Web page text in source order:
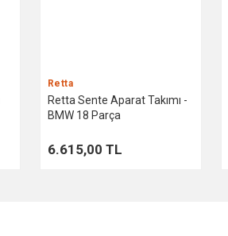
Retta
Retta Sente Aparat Takımı -
BMW 18 Parça
6.615,00 TL